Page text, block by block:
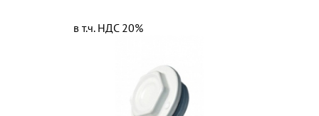
в т.ч. НДС 20%